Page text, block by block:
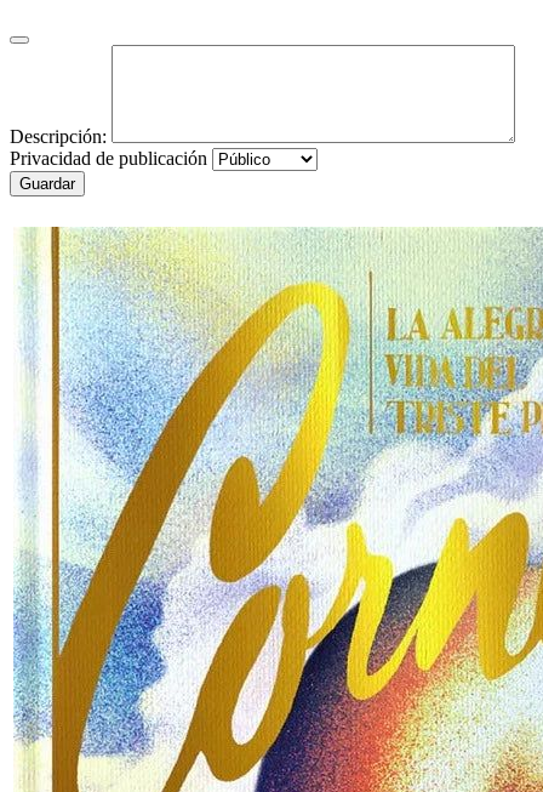
Descripción:
Privacidad de publicación
Guardar